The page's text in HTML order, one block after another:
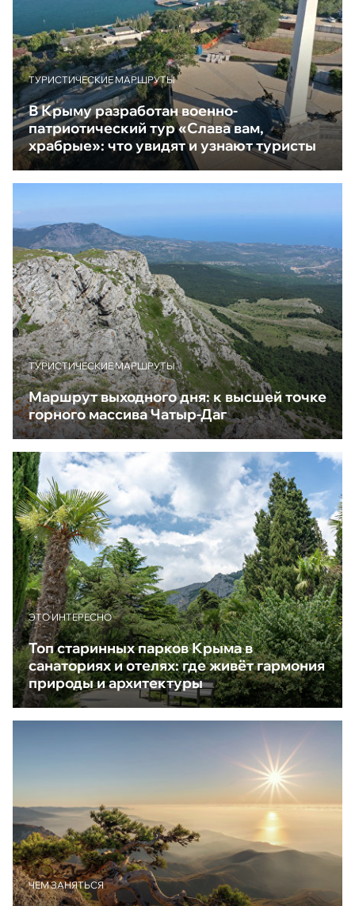
ТУРИСТИЧЕСКИЕ МАРШРУТЫ
В Крыму разработан военно-
патриотический тур «Слава вам,
храбрые»: что увидят и узнают туристы
ТУРИСТИЧЕСКИЕ МАРШРУТЫ
Маршрут выходного дня: к высшей точке
горного массива Чатыр-Даг
ЭТО ИНТЕРЕСНО
Топ старинных парков Крыма в
санаториях и отелях: где живёт гармония
природы и архитектуры
ЧЕМ ЗАНЯТЬСЯ